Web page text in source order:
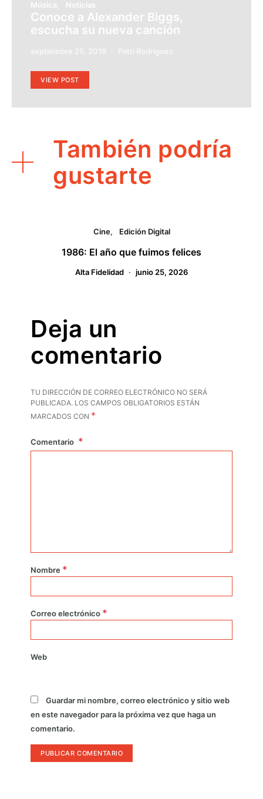
Música Noticias
Conoce a Alexander Biggs,
escucha su nueva canción
VIEW POST
También podría
gustarte
Cine Edición Digital
1986: El año que fuimos felices
Alta Fidelidad junio 25, 2026
Deja un
comentario
TU DIRECCIÓN DE CORREO ELECTRÓNICO NO SERÁ
PUBLICADA. LOS CAMPOS OBLIGATORIOS ESTÁN
MARCADOS CON *
Comentario
Nombre *
Correo electrónico *
Web
Guardar mi nombre, correo electrónico y sitio web
en este navegador para la próxima vez que haga un
comentario.